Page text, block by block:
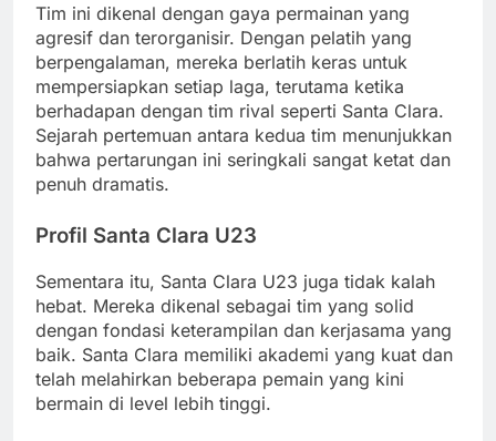
Tim ini dikenal dengan gaya permainan yang
agresif dan terorganisir. Dengan pelatih yang
berpengalaman, mereka berlatih keras untuk
mempersiapkan setiap laga, terutama ketika
berhadapan dengan tim rival seperti Santa Clara.
Sejarah pertemuan antara kedua tim menunjukkan
bahwa pertarungan ini seringkali sangat ketat dan
penuh dramatis.
Profil Santa Clara U23
Sementara itu, Santa Clara U23 juga tidak kalah
hebat. Mereka dikenal sebagai tim yang solid
dengan fondasi keterampilan dan kerjasama yang
baik. Santa Clara memiliki akademi yang kuat dan
telah melahirkan beberapa pemain yang kini
bermain di level lebih tinggi.